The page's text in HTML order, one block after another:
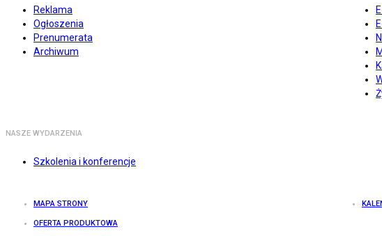
Reklama
Ogłoszenia
Prenumerata
Archiwum
NASZE WYDARZENIA
Szkolenia i konferencje
MAPA STRONY
OFERTA PRODUKTOWA